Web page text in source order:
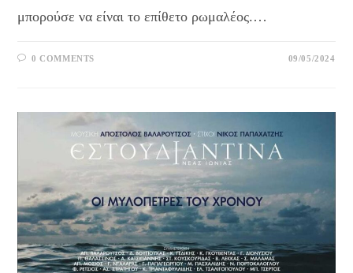
μπορούσε να είναι το επίθετο ρωμαλέος.…
0 COMMENTS 09/05/2024